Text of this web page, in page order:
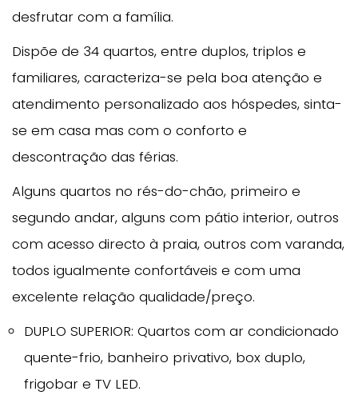
desfrutar com a família.
Dispõe de 34 quartos, entre duplos, triplos e
familiares, caracteriza-se pela boa atenção e
atendimento personalizado aos hóspedes, sinta-
se em casa mas com o conforto e
descontração das férias.
Alguns quartos no rés-do-chão, primeiro e
segundo andar, alguns com pátio interior, outros
com acesso directo à praia, outros com varanda,
todos igualmente confortáveis e com uma
excelente relação qualidade/preço.
DUPLO SUPERIOR: Quartos com ar condicionado
quente-frio, banheiro privativo, box duplo,
frigobar e TV LED.